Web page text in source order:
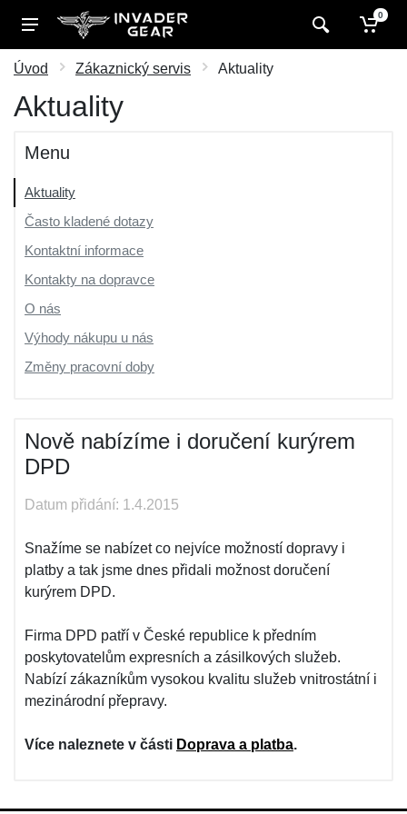
0
Úvod Zákaznický servis Aktuality
Aktuality
Menu
Aktuality
Často kladené dotazy
Kontaktní informace
Kontakty na dopravce
O nás
Výhody nákupu u nás
Změny pracovní doby
Nově nabízíme i doručení kurýrem
DPD
Datum přidání: 1.4.2015
Snažíme se nabízet co nejvíce možností dopravy i
platby a tak jsme dnes přidali možnost doručení
kurýrem DPD.
Firma DPD patří v České republice k předním
poskytovatelům expresních a zásilkových služeb.
Nabízí zákazníkům vysokou kvalitu služeb vnitrostátní i
mezinárodní přepravy.
Více naleznete v části Doprava a platba.